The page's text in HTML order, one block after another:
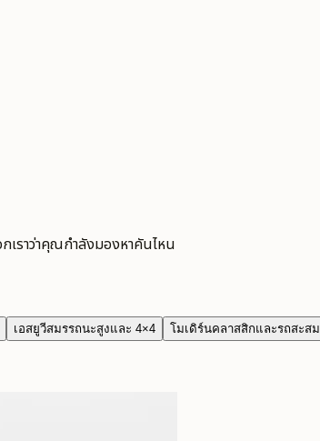
เราว่าคุณกำลังมองหาคันไหน
เอสยูวีสมรรถนะสูงและ 4×4 โมเดิร์นคลาสสิกและรถสะสม